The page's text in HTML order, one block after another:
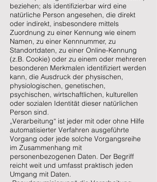
beziehen; als identifizierbar wird eine
natürliche Person angesehen, die direkt
oder indirekt, insbesondere mittels
Zuordnung zu einer Kennung wie einem
Namen, zu einer Kennnummer, zu
Standortdaten, zu einer Online-Kennung
(z.B. Cookie) oder zu einem oder mehreren
besonderen Merkmalen identifiziert werden
kann, die Ausdruck der physischen,
physiologischen, genetischen,
psychischen, wirtschaftlichen, kulturellen
oder sozialen Identität dieser natürlichen
Person sind.
„Verarbeitung“ ist jeder mit oder ohne Hilfe
automatisierter Verfahren ausgeführte
Vorgang oder jede solche Vorgangsreihe
im Zusammenhang mit
personenbezogenen Daten. Der Begriff
reicht weit und umfasst praktisch jeden
Umgang mit Daten.